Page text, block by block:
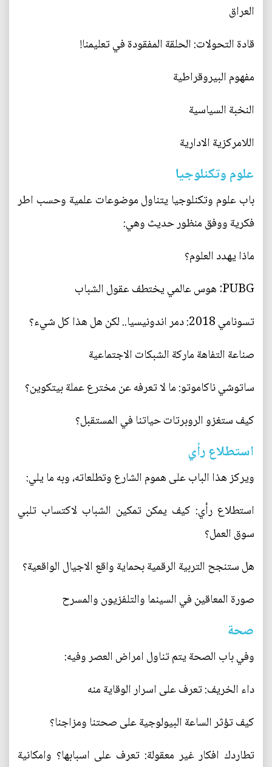
العراق
قادة التحولات: الحلقة المفقودة في تعليمنا!
مفهوم البيروقراطية
النخبة السياسية
اللامركزية الادارية
علوم وتكنلوجيا
باب علوم وتكنلوجيا يتناول موضوعات علمية وحسب اطر
فكرية ووفق منظور حديث وهي:
ماذا يهدد العلوم؟
PUBG: هوس عالمي يختطف عقول الشباب
تسونامي 2018: دمر اندونيسيا.. لكن هل هذا كل شيء؟
صناعة التفاهة ماركة الشبكات الاجتماعية
ساتوشي ناكاموتو: ما لا تعرفه عن مخترع عملة بيتكوين؟
كيف ستغزو الروبرتات حياتنا في المستقبل؟
استطلاع رأي
ويركز هذا الباب على هموم الشارع وتطلعاته، وبه ما يلي:
استطلاع رأي: كيف يمكن تمكين الشباب لاكتساب تلبي
سوق العمل؟
هل ستنجح التربية الرقمية بحماية واقع الاجيال الواقعية؟
صورة المعاقين في السينما والتلفزيون والمسرح
صحة
وفي باب الصحة يتم تناول امراض العصر وفيه:
داء الخريف: تعرف على اسرار الوقاية منه
كيف تؤثر الساعة البيولوجية على صحتنا ومزاجنا؟
تطاردك افكار غير معقولة: تعرف على اسبابها؟ وامكانية